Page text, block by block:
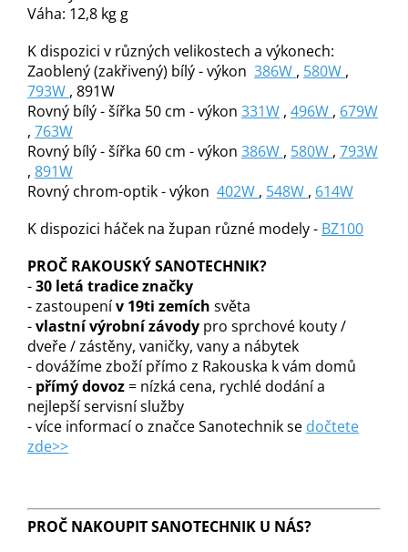
Váha: 12,8 kg g
K dispozici v různých velikostech a výkonech:
Zaoblený (zakřivený) bílý - výkon 386W , 580W ,
793W , 891W
Rovný bílý - šířka 50 cm - výkon 331W , 496W , 679W
, 763W
Rovný bílý - šířka 60 cm - výkon 386W , 580W , 793W
, 891W
Rovný chrom-optik - výkon 402W , 548W , 614W
K dispozici háček na župan různé modely - BZ100
PROČ RAKOUSKÝ SANOTECHNIK?
-30 letá tradice značky
- zastoupenív 19ti zemích světa
-vlastní výrobní závody pro sprchové kouty /
dveře / zástěny, vaničky, vany a nábytek
- dovážíme zboží přímo z Rakouska k vám domů
- přímý dovoz= nízká cena, rychlé dodání a
nejlepší servisní služby
- více informací o značce Sanotechnik se dočtete
zde>>
PROČ NAKOUPIT SANOTECHNIK U NÁS?